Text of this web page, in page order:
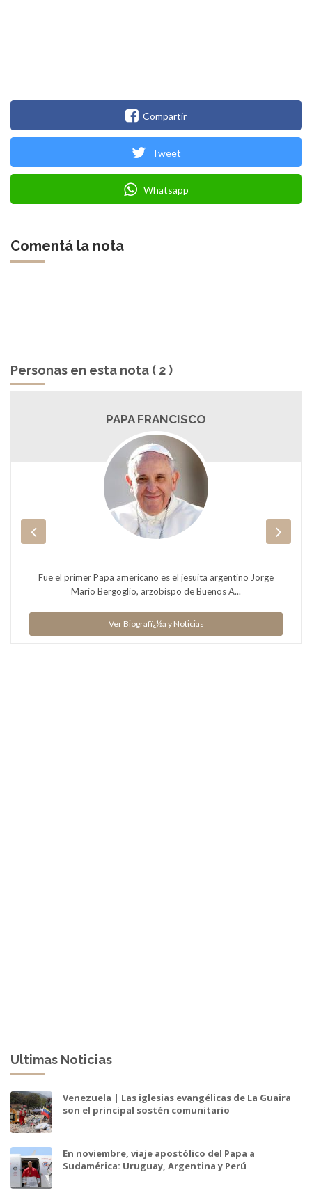
Compartir
Tweet
Whatsapp
Comentá la nota
Personas en esta nota ( 2 )
PAPA FRANCISCO
Fue el primer Papa americano es el jesuita argentino Jorge
Mario Bergoglio, arzobispo de Buenos A...
Ver Biografï¿½a y Noticias
Ultimas Noticias
Venezuela | Las iglesias evangélicas de La Guaira
son el principal sostén comunitario
En noviembre, viaje apostólico del Papa a
Sudamérica: Uruguay, Argentina y Perú